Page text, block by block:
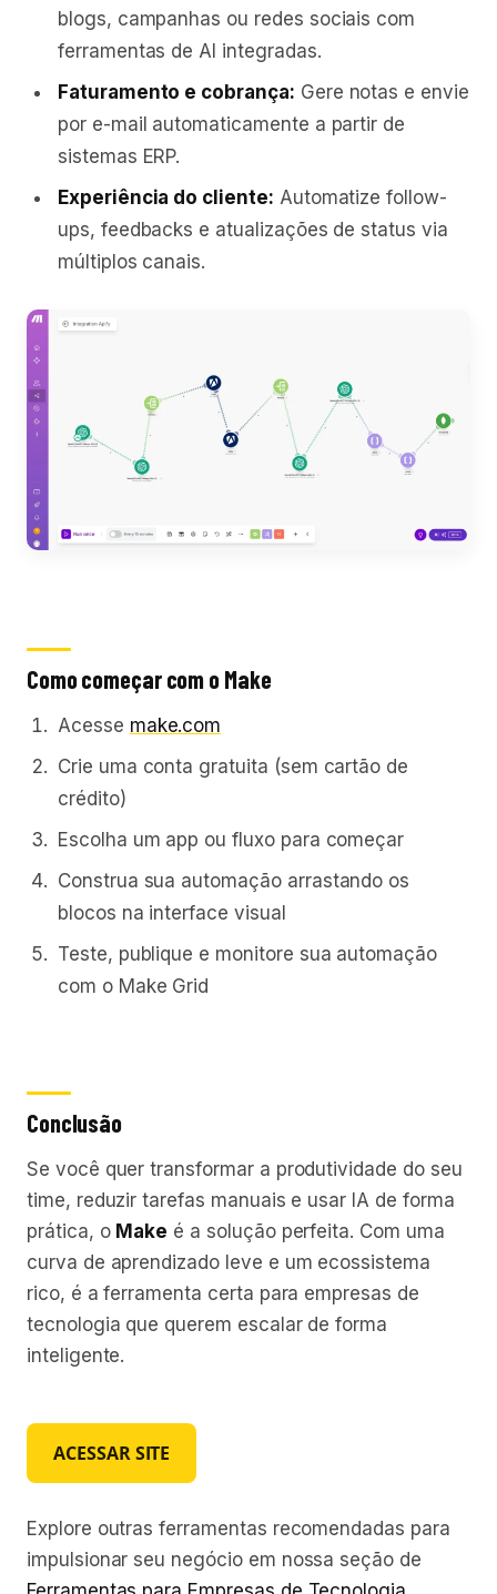
blogs, campanhas ou redes sociais com
ferramentas de AI integradas.
Faturamento e cobrança: Gere notas e envie
por e-mail automaticamente a partir de
sistemas ERP.
Experiência do cliente: Automatize follow-
ups, feedbacks e atualizações de status via
múltiplos canais.
Como começar com o Make
Acesse make.com
Crie uma conta gratuita (sem cartão de
crédito)
Escolha um app ou fluxo para começar
Construa sua automação arrastando os
blocos na interface visual
Teste, publique e monitore sua automação
com o Make Grid
Conclusão
Se você quer transformar a produtividade do seu
time, reduzir tarefas manuais e usar IA de forma
prática, o Make é a solução perfeita. Com uma
curva de aprendizado leve e um ecossistema
rico, é a ferramenta certa para empresas de
tecnologia que querem escalar de forma
inteligente.
ACESSAR SITE
Explore outras ferramentas recomendadas para
impulsionar seu negócio em nossa seção de